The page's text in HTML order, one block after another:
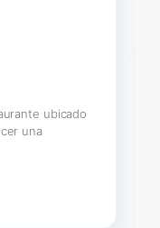
ubicado
una